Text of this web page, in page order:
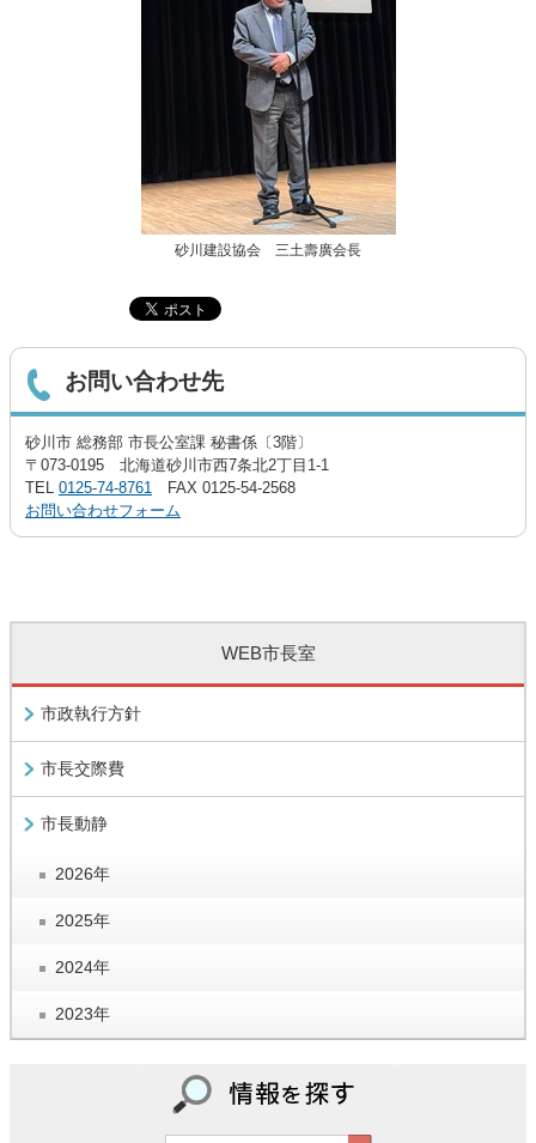
砂川建設協会 三土壽廣会長
お問い合わせ先
砂川市 総務部 市長公室課 秘書係〔3階〕
〒073-0195 北海道砂川市西7条北2丁目1-1
TEL 0125-74-8761 FAX 0125-54-2568
お問い合わせフォーム
WEB市長室
市政執行方針
市長交際費
市長動静
2026年
2025年
2024年
2023年